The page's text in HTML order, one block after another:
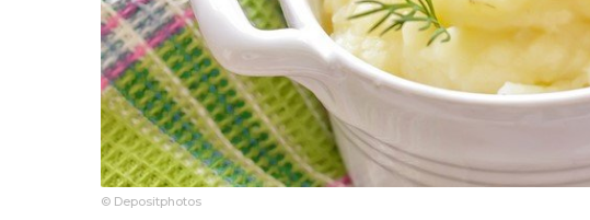
© Depositphotos